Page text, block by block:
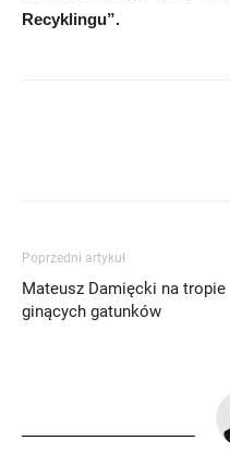
Recyklingu”.
Poprzedni artykuł
Mateusz Damięcki na tropie
ginących gatunków